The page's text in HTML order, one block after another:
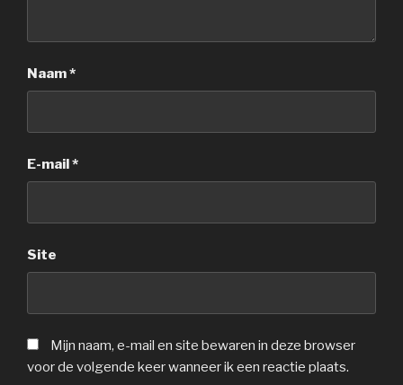
Naam*
E-mail*
Site
Mijn naam, e-mail en site bewaren in deze browser
voor de volgende keer wanneer ik een reactie plaats.